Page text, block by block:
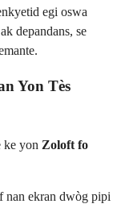
egi oswa
depandans, se
Yon Tès
ke yon Zoloft fo
nan ekran dwòg pipi